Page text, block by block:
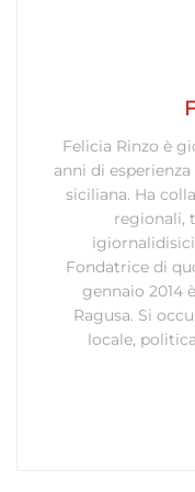
Garantire la
rilevare frodi,
e presentare
Salvare e
Felicia Rinzo è
anni di
siciliana. Ha
regionali,
Fondatrice di
gennaio 2014
Ragusa. Si
locale,